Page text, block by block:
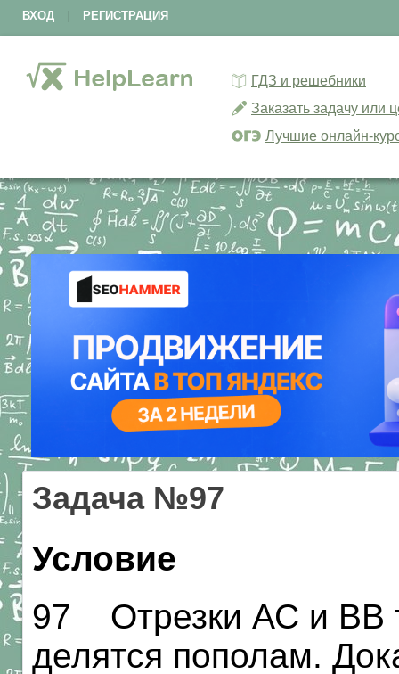
ВХОД РЕГИСТРАЦИЯ
ГДЗ и решебники
Заказать задачу или
Лучшие онлайн-
Задача №97
Условие
97 Отрезки АС и ВВ
делятся пополам.